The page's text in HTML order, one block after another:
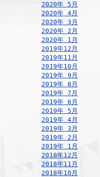
2020年 5月
2020年 4月
2020年 3月
2020年 2月
2020年 1月
2019年12月
2019年11月
2019年10月
2019年 9月
2019年 8月
2019年 7月
2019年 6月
2019年 5月
2019年 4月
2019年 3月
2019年 2月
2019年 1月
2018年12月
2018年11月
2018年10月